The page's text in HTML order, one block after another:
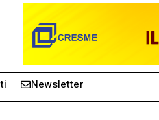
Newsletter